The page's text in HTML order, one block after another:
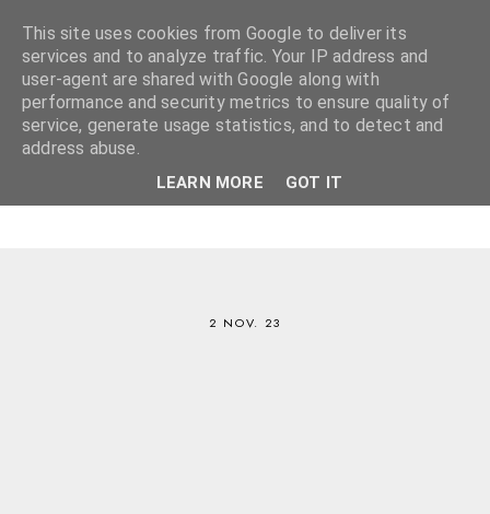
2 NOV. 23
This site uses cookies from Google to deliver its
services and to analyze traffic. Your IP address and
user-agent are shared with Google along with
performance and security metrics to ensure quality of
service, generate usage statistics, and to detect and
address abuse.
LEARN MORE GOT IT